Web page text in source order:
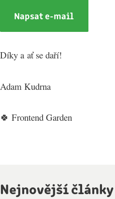
Napsat e-mail
Díky a ať se daří!
Adam Kudrna
🍀 Frontend Garden
Nejnovější články